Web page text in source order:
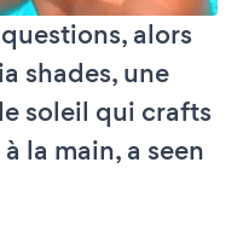
alors
shades, une
soleil qui crafts
la main, a seen